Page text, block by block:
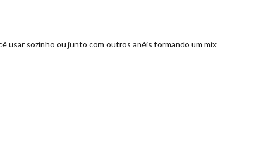
usar sozinho ou junto com outros anéis formando um mix